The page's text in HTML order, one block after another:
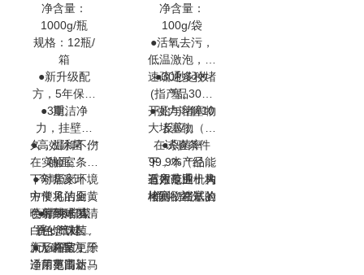
净含量：
1000g/瓶
规格：12瓶/
箱
●新升级配
方，5年保质
期。
●3重洁净
力，挂壁持
久，温和不伤
釉面。
●高效除菌，*
在实验室条件
下对居家环境
中常见的金黄
色葡萄球菌、
白色念珠菌、
大肠杆菌，除
菌率高达
●弯嘴设计，
方便将洁厕净
喷射到难以清
洗的暗处。
●清爽柠檬
香，气味清
新，浴室更干
净，更清新。
●无磷配方。
适用范围：马
净含量：
100g/袋
●活氧去污，
低温激泡，快
速疏通多种堵
塞。
●30秒起效
(指产品30秒
开始与堵塞物
反应)。
●强力溶解10
大堵塞物（指
在试验条件
下，本产品能
有效疏通十大
堵塞物堵塞的
●杀菌率
99.9%（经第
三方专业机构
检测，在试验
适用范围：马
桶 浴室洗手